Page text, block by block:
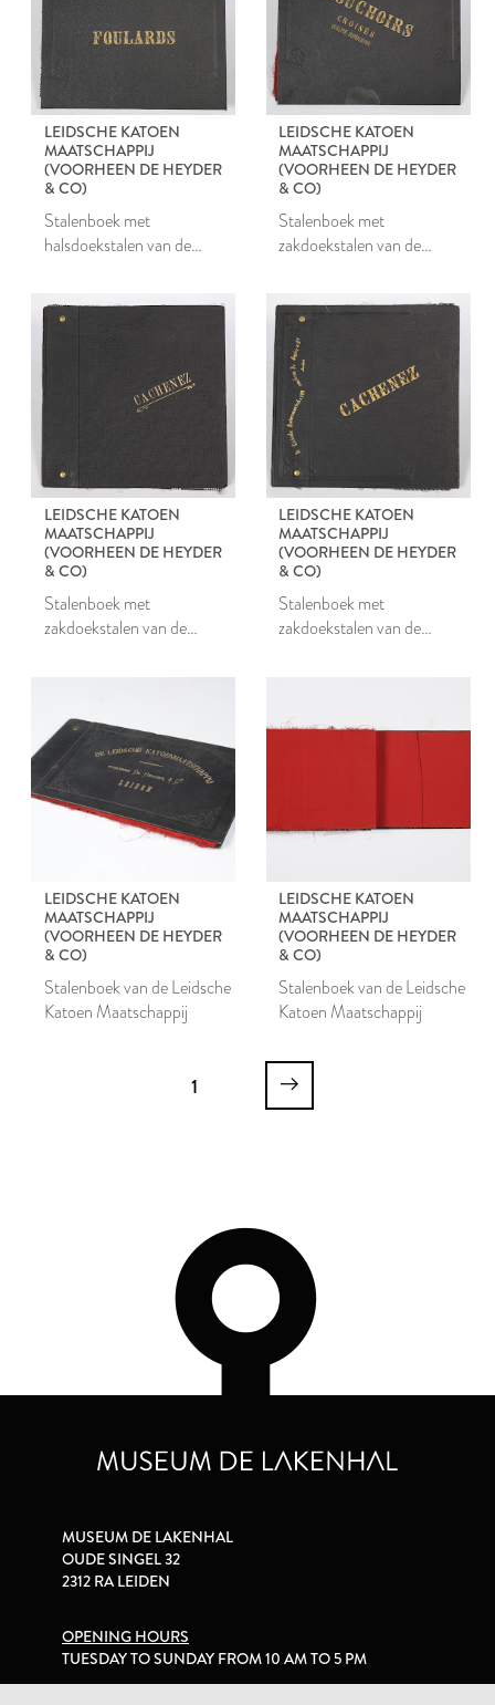
LEIDSCHE KATOEN
MAATSCHAPPIJ
(VOORHEEN DE HEYDER
& CO)
Stalenboek met
halsdoekstalen van de
LEIDSCHE KATOEN
MAATSCHAPPIJ
(VOORHEEN DE HEYDER
& CO)
Stalenboek met
zakdoekstalen van de
LEIDSCHE KATOEN
MAATSCHAPPIJ
(VOORHEEN DE HEYDER
& CO)
Stalenboek met
zakdoekstalen van de
LEIDSCHE KATOEN
MAATSCHAPPIJ
(VOORHEEN DE HEYDER
& CO)
Stalenboek met
zakdoekstalen van de
LEIDSCHE KATOEN
MAATSCHAPPIJ
(VOORHEEN DE HEYDER
& CO)
Stalenboek van de Leidsche
Katoen Maatschappij
LEIDSCHE KATOEN
MAATSCHAPPIJ
(VOORHEEN DE HEYDER
& CO)
Stalenboek van de Leidsche
Katoen Maatschappij
1
MUSEUM DE LAKENHAL
OUDE SINGEL 32
2312 RA LEIDEN
OPENING HOURS
TUESDAY TO SUNDAY FROM 10 AM TO 5 PM